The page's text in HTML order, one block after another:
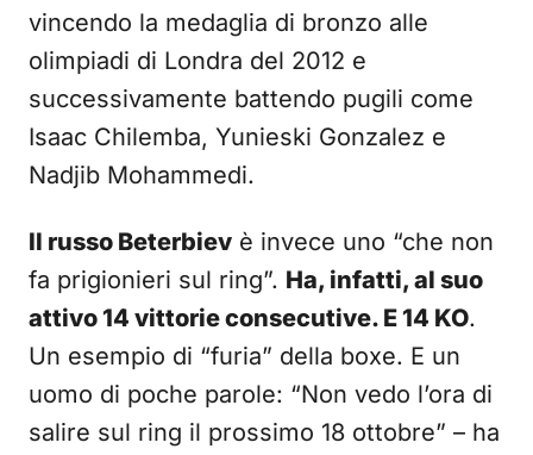
vincendo la medaglia di bronzo alle
olimpiadi di Londra del 2012 e
successivamente battendo pugili come
Isaac Chilemba, Yunieski Gonzalez e
Nadjib Mohammedi.
Il russo Beterbiev è invece uno “che non
fa prigionieri sul ring”. Ha, infatti, al suo
attivo 14 vittorie consecutive. E 14 KO.
Un esempio di “furia” della boxe. E un
uomo di poche parole: “Non vedo l’ora di
salire sul ring il prossimo 18 ottobre” – ha